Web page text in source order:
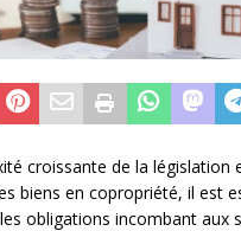
croissante de la législation
biens en copropriété, il est
obligations incombant aux